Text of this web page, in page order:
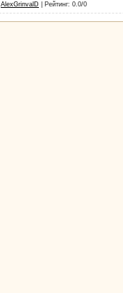
AlexGrinvalD Рейтинг: 0.0/0